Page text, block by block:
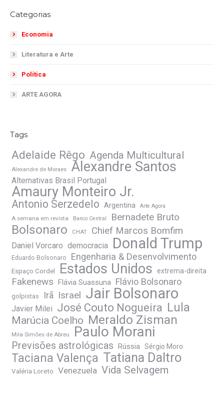
Categorias
Economia
Literatura e Arte
Política
ARTE AGORA
Tags
Adelaide Rêgo Agenda Multicultural
Alexandre de Moraes Alexandre Santos
Alternativas Brasil Portugal
Amaury Monteiro Jr.
Antonio Serzedelo Argentina Arte Agora
A semana em revista Banco Central Bernadete Bruto
Bolsonaro CHAT Chief Marcos Bomfim
Daniel Vorcaro democracia Donald Trump
Eduardo Bolsonaro Engenharia & Desenvolvimento
Espaço Cordel Estados Unidos extrema-direita
Fakenews Flávia Suassuna Flávio Bolsonaro
golpistas Irã Israel Jair Bolsonaro
Javier Milei José Couto Nogueira Lula
Marúcia Coelho Meraldo Zisman
Mila Simões de Abreu Paulo Morani
Previsões astrológicas Rússia Sérgio Moro
Taciana Valença Tatiana Daltro
Valéria Loreto Venezuela Vida Selvagem